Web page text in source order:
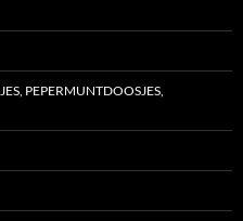
PEPERMUNTDOOSJES,